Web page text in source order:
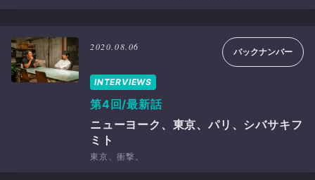
2020.08.06 バックナンバー
INTERVIEWS
第4回/最新話
ニューヨーク、東京、パリ、シバサキフ
ミト
東京、衝撃。